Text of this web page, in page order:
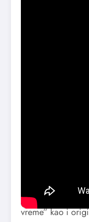
“R.E.M.” iz
poznati po
vreme” kao i